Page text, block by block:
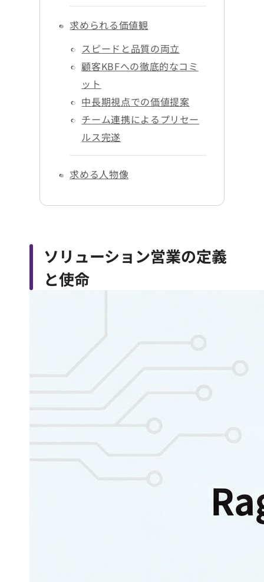
求められる価値観
スピードと品質の両立
顧客KBFへの徹底的なコミ
ット
中長期視点での価値提案
チーム連携によるプリセー
ルス完遂
求める人物像
ソリューション営業の定義
と使命